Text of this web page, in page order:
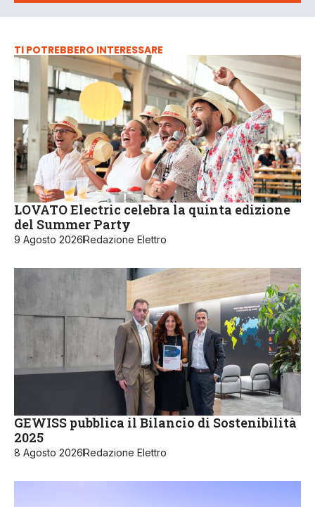
TI POTREBBERO INTERESSARE
LOVATO Electric celebra la quinta edizione
del Summer Party
9 Agosto 2026Redazione Elettro
GEWISS pubblica il Bilancio di Sostenibilità
2025
8 Agosto 2026Redazione Elettro